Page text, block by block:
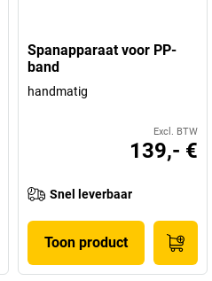
Spanapparaat voor PP-
band
handmatig
Excl. BTW
139,- €
Snel leverbaar
Toon product